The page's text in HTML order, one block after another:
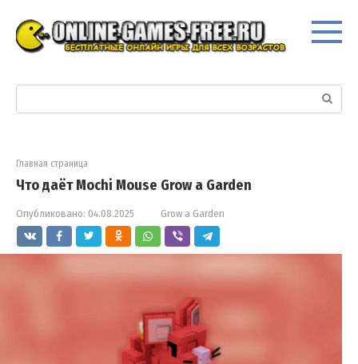
контенту
Поиск:
Главная страница
Что даёт Mochi Mouse Grow a Garden
Опубликовано: 04.08.2025 Grow a Garden